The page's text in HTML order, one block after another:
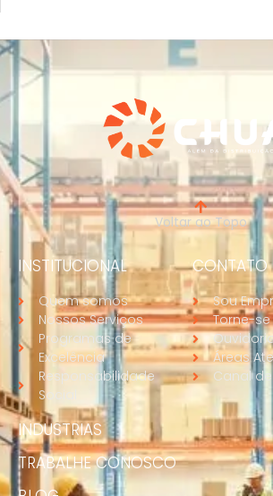
Voltar ao Topo
INSTITUCIONAL
Quem somos
Nossos Serviços
Programas de
Excelência
Responsabilidade
Social
INDUSTRIAS
TRABALHE CONOSCO
CONTATO
Sou
Torne-
Áreas
Canal